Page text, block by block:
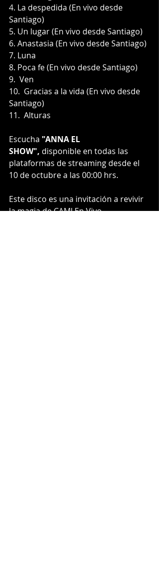
4. La despedida (En vivo desde
Santiago)
5. Un lugar (En vivo desde Santiago)
6. Anastasia (En vivo desde Santiago)
7. Luna
8. Poca fe (En vivo desde Santiago)
9.  Ven
10.  Gracias a la vida (En vivo desde
Santiago)
11.  Alturas
Escucha "ANNA EL
SHOW", disponible en todas las
plataformas de streaming desde el
10 de octubre a las 00:00 hrs.
Este disco es una invitación a revivir
la magia de CAMI En Vivo,